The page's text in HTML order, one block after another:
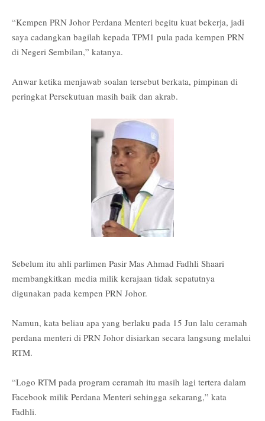
“Kempen PRN Johor Perdana Menteri begitu kuat bekerja, jadi
saya cadangkan bagilah kepada TPM1 pula pada kempen PRN
di Negeri Sembilan,” katanya.
Anwar ketika menjawab soalan tersebut berkata, pimpinan di
peringkat Persekutuan masih baik dan akrab.
Sebelum itu ahli parlimen Pasir Mas Ahmad Fadhli Shaari
membangkitkan media milik kerajaan tidak sepatutnya
digunakan pada kempen PRN Johor.
Namun, kata beliau apa yang berlaku pada 15 Jun lalu ceramah
perdana menteri di PRN Johor disiarkan secara langsung melalui
RTM.
“Logo RTM pada program ceramah itu masih lagi tertera dalam
Facebook milik Perdana Menteri sehingga sekarang,” kata
Fadhli.